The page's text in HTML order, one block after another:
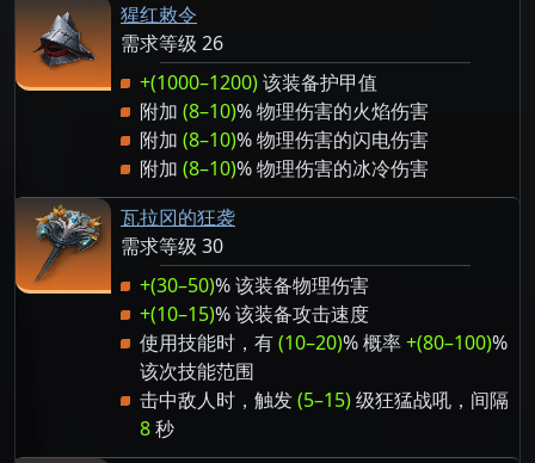
猩红敕令
需求等级 26
+(1000–1200)该装备护甲值
附加 (8–10)% 物理伤害的火焰伤害
附加 (8–10)% 物理伤害的闪电伤害
附加 (8–10)% 物理伤害的冰冷伤害
瓦拉冈的狂袭
需求等级 30
+(30–50)% 该装备物理伤害
+(10–15)% 该装备攻击速度
使用技能时，有(10–20)% 概率+(80–100)%
该次技能范围
击中敌人时，触发(5–15)级狂猛战吼，间隔
8秒